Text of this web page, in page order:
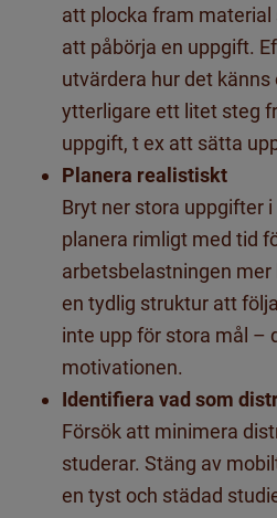
att plocka fram
att påbörja en uppgift.
utvärdera hur det
ytterligare ett litet steg
uppgift, t ex att sätta
Planera realistiskt
Bryt ner stora uppgifter
planera rimligt med tid
arbetsbelastningen
en tydlig struktur att
inte upp för stora mål –
motivationen.
Identifiera vad som
Försök att minimera
studerar. Stäng av
en tyst och städad